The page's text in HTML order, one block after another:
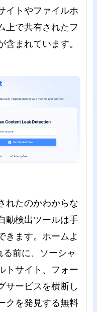
イトやファイルホ
上で共有されたフ
まれています。
れたのかわからな
動検出ツールは手
きます。ホームよ
前に、ソーシャ
トサイト、フォー
サービスを横断し
クを発見する無料